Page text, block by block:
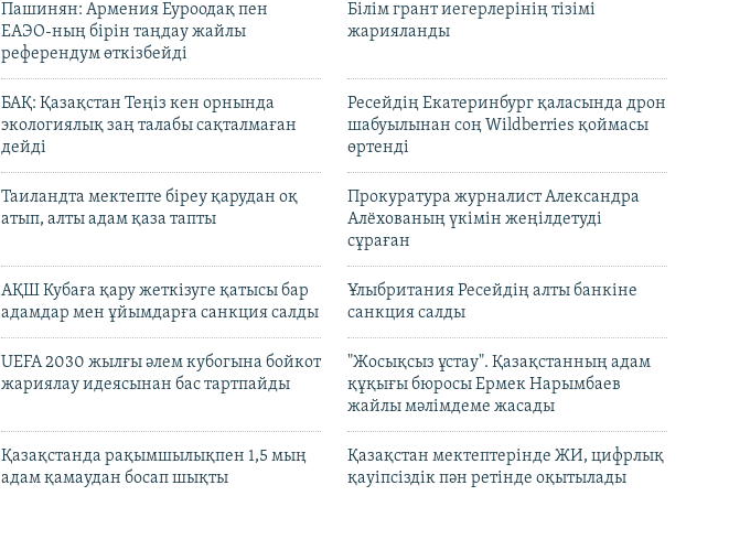
Пашинян: Армения Еуроодақ пен
ЕАЭО-ның бірін таңдау жайлы
референдум өткізбейді
Білім грант иегерлерінің тізімі
жарияланды
БАҚ: Қазақстан Теңіз кен орнында
экологиялық заң талабы сақталмаған
дейді
Ресейдің Екатеринбург қаласында дрон
шабуылынан соң Wildberries қоймасы
өртенді
Таиландта мектепте біреу қарудан оқ
атып, алты адам қаза тапты
Прокуратура журналист Александра
Алёхованың үкімін жеңілдетуді
сұраған
АҚШ Кубаға қару жеткізуге қатысы бар
адамдар мен ұйымдарға санкция салды
Ұлыбритания Ресейдің алты банкіне
санкция салды
UEFA 2030 жылғы әлем кубогына бойкот
жариялау идеясынан бас тартпайды
"Жосықсыз ұстау". Қазақстанның адам
құқығы бюросы Ермек Нарымбаев
жайлы мәлімдеме жасады
Қазақстанда рақымшылықпен 1,5 мың
адам қамаудан босап шықты
Қазақстан мектептерінде ЖИ, цифрлық
қауіпсіздік пән ретінде оқытылады